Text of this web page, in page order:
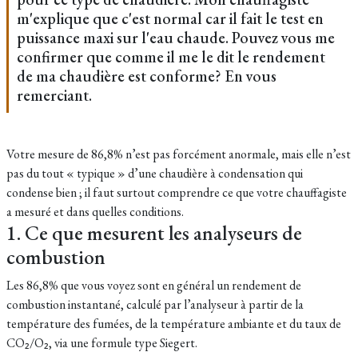
m'explique que c'est normal car il fait le test en
puissance maxi sur l'eau chaude. Pouvez vous me
confirmer que comme il me le dit le rendement
de ma chaudière est conforme? En vous
remerciant.
Votre mesure de 86,8% n’est pas forcément anormale, mais elle n’est
pas du tout « typique » d’une chaudière à condensation qui
condense bien ; il faut surtout comprendre ce que votre chauffagiste
a mesuré et dans quelles conditions.
1. Ce que mesurent les analyseurs de
combustion
Les 86,8% que vous voyez sont en général un rendement de
combustion instantané, calculé par l’analyseur à partir de la
température des fumées, de la température ambiante et du taux de
CO₂/O₂, via une formule type Siegert.